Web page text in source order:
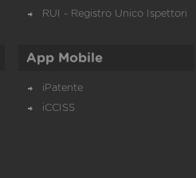
RUI - Registro Unico Ispettori
App Mobile
iPatente
iCCISS